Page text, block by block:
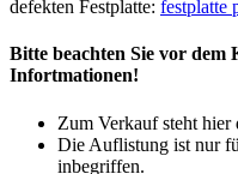
defekten Festplatte: festplatte
Bitte beachten Sie vor
Infortmationen!
Zum Verkauf steht hier
Die Auflistung ist nur
inbegriffen.